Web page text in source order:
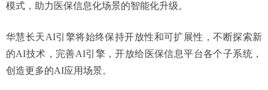
模式，助力医保信息化场景的智能化升级。
华慧长天AI引擎将始终保持开放性和可扩展性，不断探索新
的AI技术，完善AI引擎，开放给医保信息平台各个子系统，
创造更多的AI应用场景。